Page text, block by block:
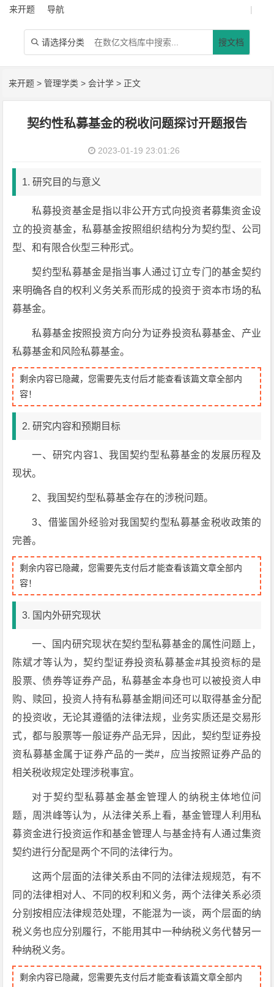
来开题 导航 |
 请选择分类 搜文档
来开题 >管理学类 >会计学 > 正文
契约性私募基金的税收问题探讨开题报告
2023-01-19 23:01:26
1. 研究目的与意义
私募投资基金是指以非公开方式向投资者募集资金设
立的投资基金，私募基金按照组织结构分为契约型、公司
型、和有限合伙型三种形式。
契约型私募基金是指当事人通过订立专门的基金契约
来明确各自的权利义务关系而形成的投资于资本市场的私
募基金。
私募基金按照投资方向分为证券投资私募基金、产业
私募基金和风险私募基金。
剩余内容已隐藏，您需要先支付后才能查看该篇文章全部内
容！
2. 研究内容和预期目标
一、研究内容1、我国契约型私募基金的发展历程及
现状。
2、我国契约型私募基金存在的涉税问题。
3、借鉴国外经验对我国契约型私募基金税收政策的
完善。
剩余内容已隐藏，您需要先支付后才能查看该篇文章全部内
容！
3. 国内外研究现状
一、国内研究现状在契约型私募基金的属性问题上，
陈斌才等认为，契约型证券投资私募基金#其投资标的是
股票、债券等证券产品，私募基金本身也可以被投资人申
购、赎回，投资人持有私募基金期间还可以取得基金分配
的投资收，无论其遵循的法律法规，业务实质还是交易形
式，都与股票等一般证券产品无异，因此，契约型证券投
资私募基金属于证券产品的一类#，应当按照证券产品的
相关税收规定处理涉税事宜。
对于契约型私募基金基金管理人的纳税主体地位问
题，周洪峰等认为，从法律关系上看，基金管理人利用私
募资金进行投资运作和基金管理人与基金持有人通过集资
契约进行分配是两个不同的法律行为。
这两个层面的法律关系由不同的法律法规规范，有不
同的法律相对人、不同的权利和义务，两个法律关系必须
分别按相应法律规范处理，不能混为一谈，两个层面的纳
税义务也应分别履行，不能用其中一种纳税义务代替另一
种纳税义务。
剩余内容已隐藏，您需要先支付后才能查看该篇文章全部内